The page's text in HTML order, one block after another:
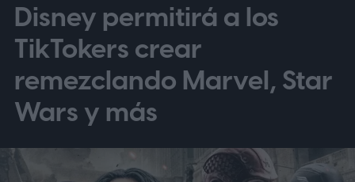
Disney permitirá a los
TikTokers crear
remezclando Marvel, Star
Wars y más